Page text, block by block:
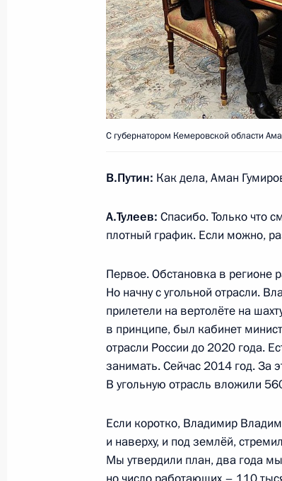
Михаил Богданов назначен
Президента по Ближнему
1 ноября 2014 года, 13:50
31 октября 2014 года,
Совещание с постоянными
Встреча с офицерами,
31 октября 2014 года, 14:10
Телефонный разговор с
и Петром Порошенко
31 октября 2014 года, 14:00
Приветствие участникам,
Русского географического
С губернатором Кемеровской области
В.Путин: Как дела, Аман
А.Тулеев: Спасибо. Только что
плотный график. Если можно,
Первое. Обстановка в регионе
Но начну с угольной отрасли.
прилетели на вертолёте на
в принципе, был кабинет
отрасли России до 2020 года.
занимать. Сейчас 2014 год. За
В угольную отрасль вложили
Если коротко, Владимир
и наверху, и под землёй,
Мы утвердили план, два года